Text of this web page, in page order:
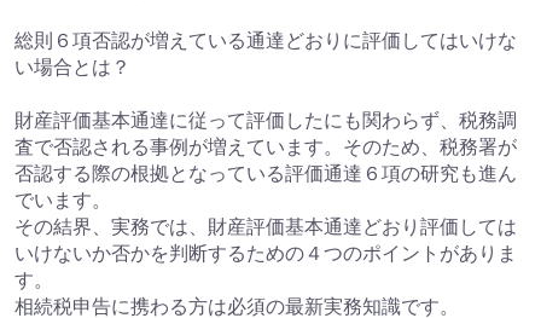
総則６項否認が増えている通達どおりに評価してはいけな
い場合とは？
財産評価基本通達に従って評価したにも関わらず、税務調
査で否認される事例が増えています。そのため、税務署が
否認する際の根拠となっている評価通達６項の研究も進ん
でいます。
その結界、実務では、財産評価基本通達どおり評価しては
いけないか否かを判断するための４つのポイントがありま
す。
相続税申告に携わる方は必須の最新実務知識です。